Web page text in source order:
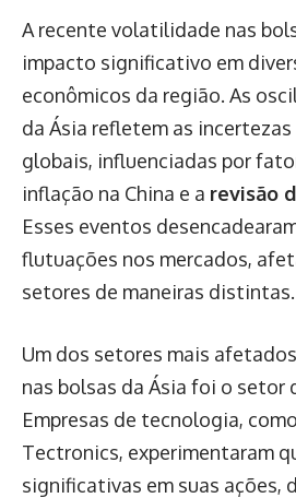
A recente volatilidade nas
impacto significativo em
econômicos da região. As
da Ásia refletem as
globais, influenciadas por
inflação na China e a revisão
Esses eventos
flutuações nos mercados,
setores de maneiras distintas.
Um dos setores mais
nas bolsas da Ásia foi o setor
Empresas de tecnologia,
Tectronics, experimentaram
significativas em suas ações,